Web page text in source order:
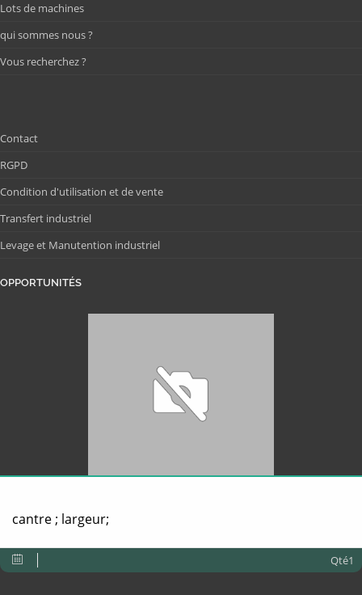
Lots de machines
qui sommes nous ?
Vous recherchez ?
Contact
RGPD
Condition d'utilisation et de vente
Transfert industriel
Levage et Manutention industriel
OPPORTUNITÉS
cantre ; largeur;
Qté1